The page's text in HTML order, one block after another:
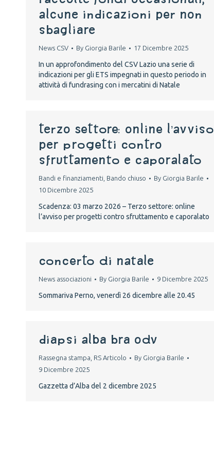
alcune indicazioni per non
sbagliare
News CSV By Giorgia Barile 17 Dicembre 2025
In un approfondimento del CSV Lazio una serie di
indicazioni per gli ETS impegnati in questo periodo in
attività di fundrasing con i mercatini di Natale
Terzo settore: online l’avviso
per progetti contro
sfruttamento e caporalato
Bandi e finanziamenti Bando chiuso By Giorgia Barile
10 Dicembre 2025
Scadenza: 03 marzo 2026 – Terzo settore: online
l’avviso per progetti contro sfruttamento e caporalato
CONCERTO DI NATALE
News associazioni By Giorgia Barile 9 Dicembre 2025
Sommariva Perno, venerdì 26 dicembre alle 20.45
DIAPSI ALBA BRA ODV
Rassegna stampa RS Articolo By Giorgia Barile
9 Dicembre 2025
Gazzetta d’Alba del 2 dicembre 2025